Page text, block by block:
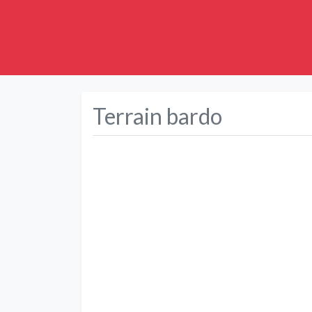
Terrain bardo